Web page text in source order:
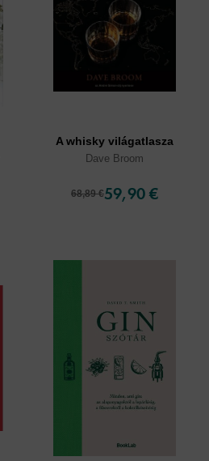
A whisky világatlasza
Dave Broom
68,89 €59,90 €